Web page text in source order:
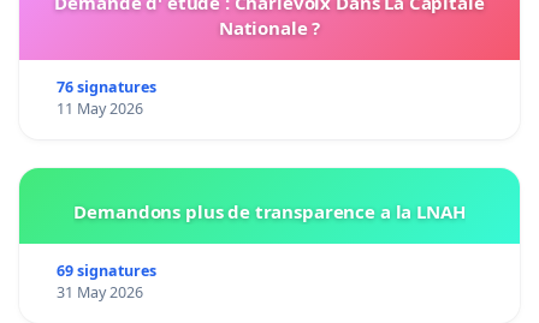
Nationale ?
76 signatures
11 May 2026
Demandons plus de transparence a la LNAH
69 signatures
31 May 2026